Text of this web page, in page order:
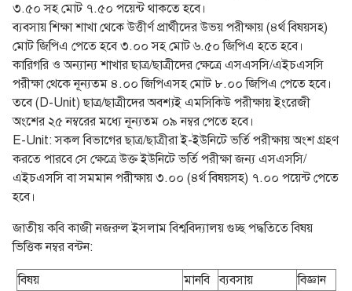
৩.৫০ সহ মোট ৭.৫০ পয়েন্ট থাকতে হবে।
ব্যবসায় শিক্ষা শাখা থেকে উত্তীর্ণ প্রার্থীদের উভয় পরীক্ষায় (৪র্থ বিষয়সহ)
মোট জিপিএ পেতে হবে ৩.০০ সহ মোট ৬.৫০ জিপিএ হতে হবে।
কারিগরি ও অন্যান্য শাখার ছাত্র/ছাত্রীদের ক্ষেত্রে এসএসসি/এইচএসসি
পরীক্ষা থেকে নূন্যতম ৪.০০ জিপিএসহ মোট ৮.০০ জিপিএ পেতে হবে।
তবে (D-Unit) ছাত্র/ছাত্রীদের অবশ্যই এমসিকিউ পরীক্ষায় ইংরেজী
অংশের ২৫ নম্বরের মধ্যে নূন্যতম ০৯ নম্বর পেতে হবে।
E-Unit: সকল বিভাগের ছাত্র/ছাত্রীরা ই-ইউনিটে ভর্তি পরীক্ষায় অংশ গ্রহণ
করতে পারবে সে ক্ষেত্রে উক্ত ইউনিটে ভর্তি পরীক্ষা জন্য এসএসসি/
এইচএসসি বা সমমান পরীক্ষায় ৩.০০ (৪র্থ বিষয়সহ) ৭.০০ পয়েন্ট পেতে
হবে।
জাতীয় কবি কাজী নজরুল ইসলাম বিশ্ববিদ্যালয় গুচ্ছ পদ্ধতিতে বিষয়
ভিত্তিক নম্বর বন্টন:
বিষয় মানবি ব্যবসায়
বিজ্ঞান